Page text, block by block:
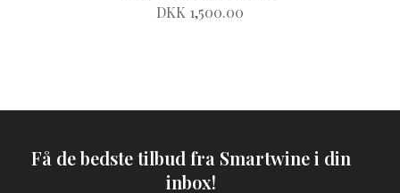
DKK 1,500.00
Få de bedste tilbud fra Smartwine i din
inbox!